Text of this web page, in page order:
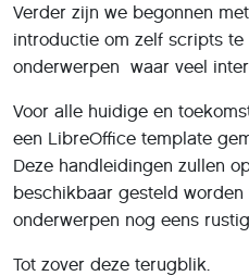
Verder zijn we begonnen
introductie om zelf scripts te
onderwerpen waar veel
Voor alle huidige en
een LibreOffice template
Deze handleidingen zullen
beschikbaar gesteld
onderwerpen nog eens
Tot zover deze terugblik.